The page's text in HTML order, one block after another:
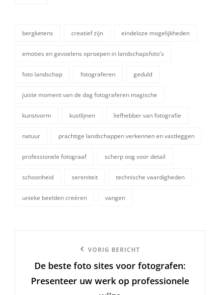
bergketens creatief zijn eindeloze mogelijkheden
emoties en gevoelens oproepen in landschapsfoto's
foto landschap fotograferen geduld
juiste moment van de dag fotograferen magische
kunstvorm kustlijnen liefhebber van fotografie
natuur prachtige landschappen verkennen en vastleggen
professionele fotograaf scherp oog voor detail
schoonheid sereniteit technische vaardigheden
unieke beelden creëren vangen
bericht
VORIG BERICHT
De beste foto sites voor fotografen:
Presenteer uw werk op professionele